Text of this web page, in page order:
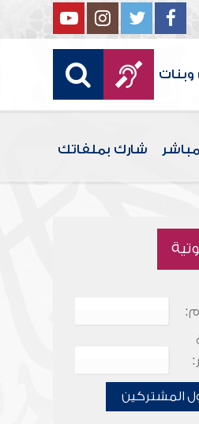
وبنات
شارك بملفاتك
المشتركين